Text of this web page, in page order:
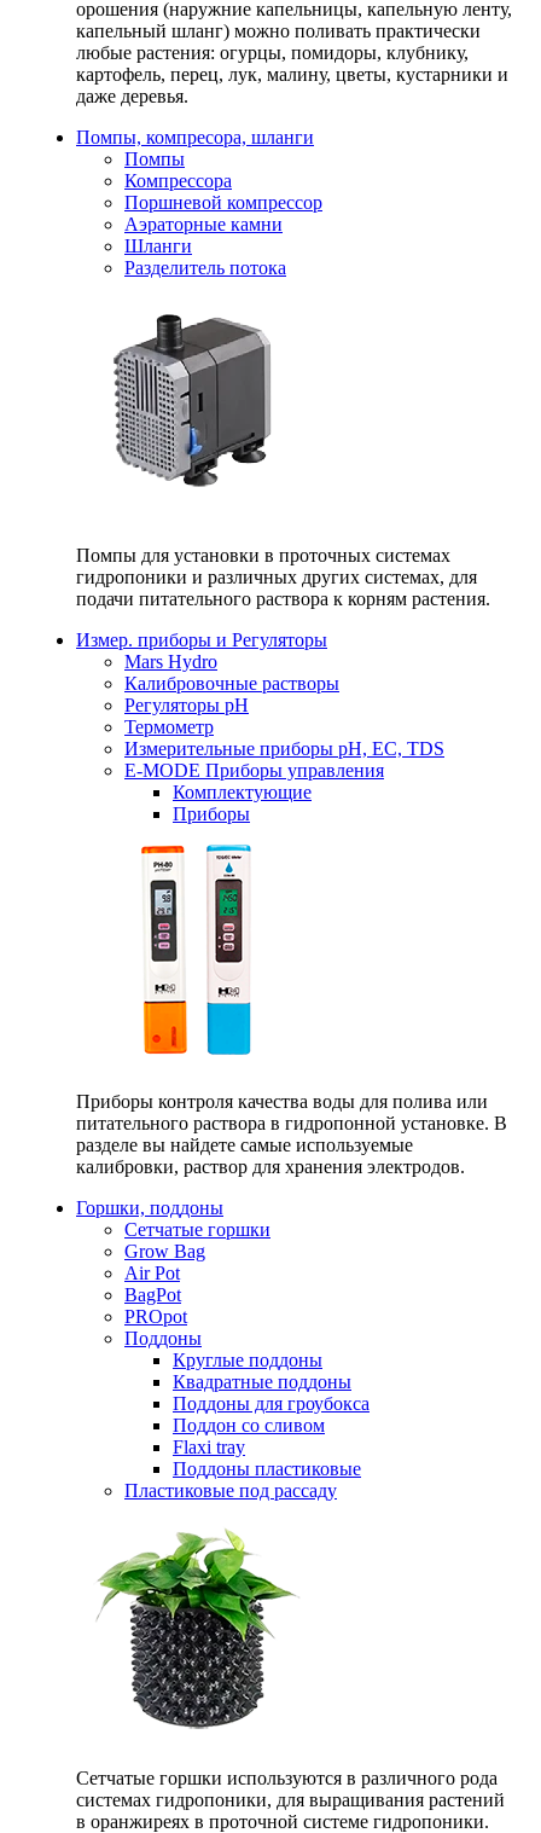
орошения (наружние капельницы, капельную ленту,
капельный шланг) можно поливать практически
любые растения: огурцы, помидоры, клубнику,
картофель, перец, лук, малину, цветы, кустарники и
даже деревья.
Помпы, компресора, шланги
Помпы
Компрессора
Поршневой компрессор
Аэраторные камни
Шланги
Разделитель потока
Помпы для установки в проточных системах
гидропоники и различных других системах, для
подачи питательного раствора к корням растения.
Измер. приборы и Регуляторы
Mars Hydro
Калибровочные растворы
Регуляторы рН
Термометр
Измерительные приборы pH, EC, TDS
E-MODE Приборы управления
Комплектующие
Приборы
Приборы контроля качества воды для полива или
питательного раствора в гидропонной установке. В
разделе вы найдете самые используемые
калибровки, раствор для хранения электродов.
Горшки, поддоны
Сетчатые горшки
Grow Bag
Air Pot
BagPot
PROpot
Поддоны
Круглые поддоны
Квадратные поддоны
Поддоны для гроубокса
Поддон со сливом
Flaxi tray
Поддоны пластиковые
Пластиковые под рассаду
Сетчатые горшки используются в различного рода
системах гидропоники, для выращивания растений
в оранжиреях в проточной системе гидропоники.